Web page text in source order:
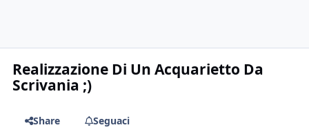
Realizzazione Di Un Acquarietto Da
Scrivania ;)
Share
Seguaci